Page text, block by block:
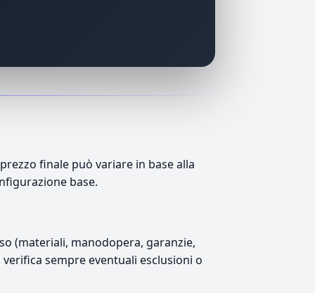
finale può variare in base alla
base.
(materiali, manodopera, garanzie,
sempre eventuali esclusioni o